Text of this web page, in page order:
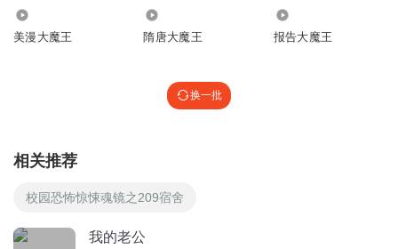
美漫大魔王 隋唐大魔王 报告大魔王
换一批
相关推荐
校园恐怖惊悚魂镜之209宿舍
我的老公